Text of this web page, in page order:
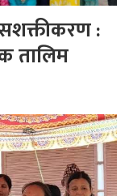
सशक्तीकरण :
तालिम